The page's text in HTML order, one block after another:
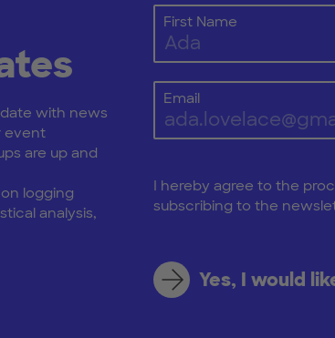
with news
event
are up and
logging
analysis,
First Name
Email
I hereby agree to the
subscribing to the
Yes, I would